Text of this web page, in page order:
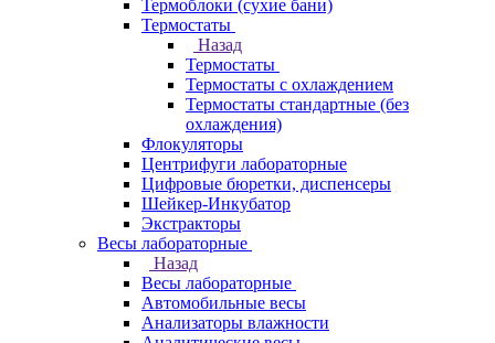
Термоблоки (сухие бани)
Термостаты
Назад
Термостаты
Термостаты с охлаждением
Термостаты стандартные (без
охлаждения)
Флокуляторы
Центрифуги лабораторные
Цифровые бюретки, диспенсеры
Шейкер-Инкубатор
Экстракторы
Весы лабораторные
Назад
Весы лабораторные
Автомобильные весы
Анализаторы влажности